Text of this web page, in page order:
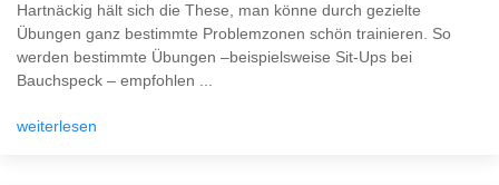
Hartnäckig hält sich die These, man könne durch gezielte
Übungen ganz bestimmte Problemzonen schön trainieren. So
werden bestimmte Übungen –beispielsweise Sit-Ups bei
Bauchspeck – empfohlen ...
weiterlesen